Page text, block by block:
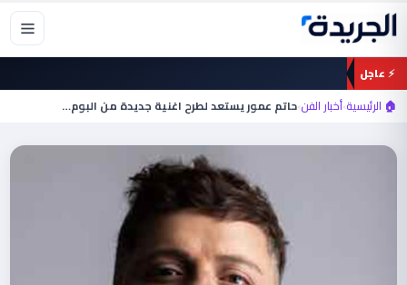
تخطي
المحتوى
⚡ عاجل
🏠 الرئيسية›أخبار الفن›حاتم عمور يستعد لطرح اغنية جديدة من البوم…